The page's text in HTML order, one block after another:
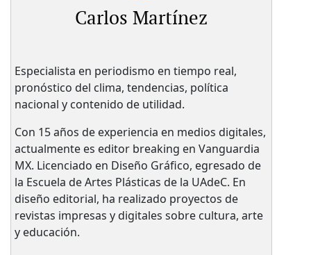
Carlos Martínez
Especialista en periodismo en tiempo real,
pronóstico del clima, tendencias, política
nacional y contenido de utilidad.
Con 15 años de experiencia en medios digitales,
actualmente es editor breaking en Vanguardia
MX. Licenciado en Diseño Gráfico, egresado de
la Escuela de Artes Plásticas de la UAdeC. En
diseño editorial, ha realizado proyectos de
revistas impresas y digitales sobre cultura, arte
y educación.